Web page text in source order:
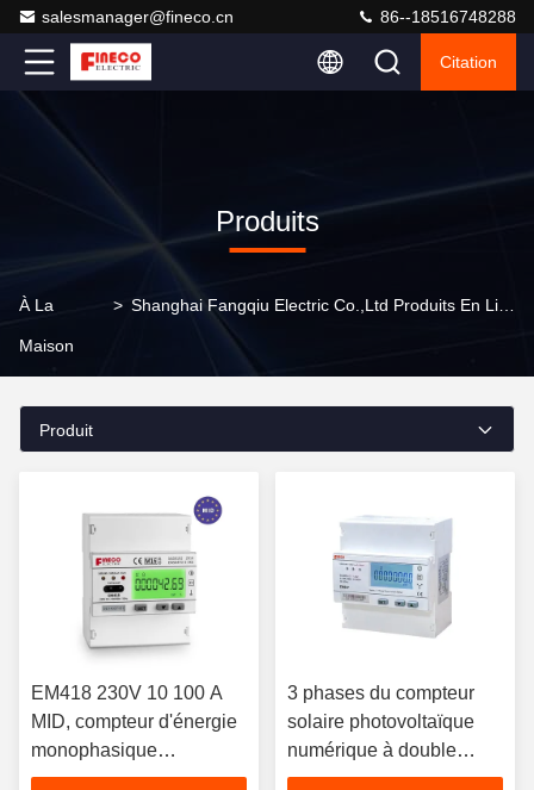
salesmanager@fineco.cn 86--18516748288
Citation
Produits
À La
Maison
> Shanghai Fangqiu Electric Co.,ltd Produits En Ligne
Produit
EM418 230V 10 100 A
MID, compteur d'énergie
monophasique
homologué avec
3 phases du compteur
solaire photovoltaïque
numérique à double
tarification